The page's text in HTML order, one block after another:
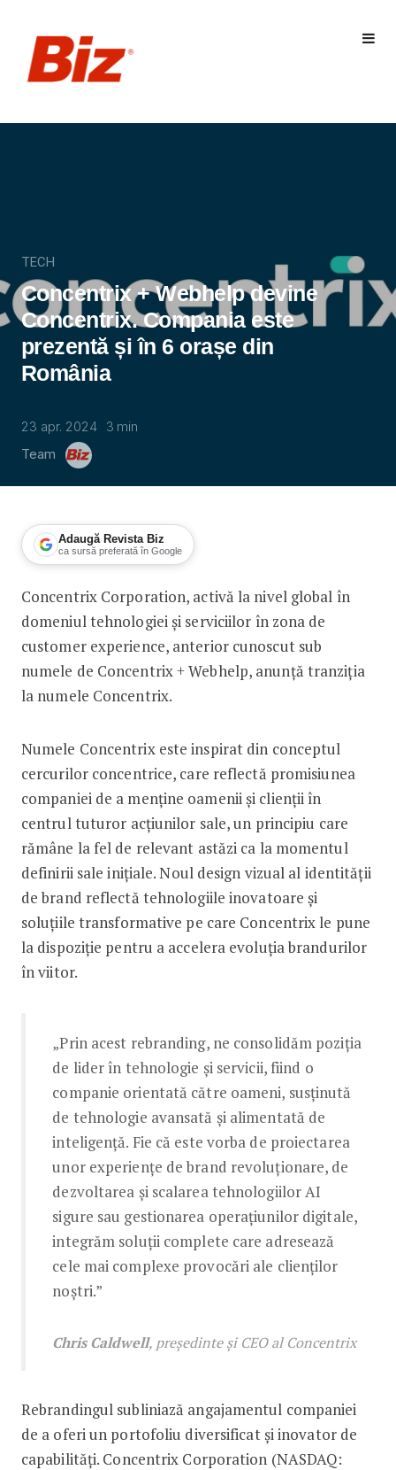
TECH
Concentrix + Webhelp devine
Concentrix. Compania este
prezentă și în 6 orașe din
România
23 apr. 2024 3 min
Team
Adaugă Revista Biz
ca sursă preferată în Google
Concentrix + Webhelp devine
Concentrix Corporation, activă la nivel global în
domeniul tehnologiei și serviciilor în zona de
customer experience, anterior cunoscut sub
numele de Concentrix + Webhelp, anunță tranziția
la numele Concentrix.
Numele Concentrix este inspirat din conceptul
cercurilor concentrice, care reflectă promisiunea
companiei de a menține oamenii și clienții în
centrul tuturor acțiunilor sale, un principiu care
rămâne la fel de relevant astăzi ca la momentul
definirii sale inițiale. Noul design vizual al identității
de brand reflectă tehnologiile inovatoare și
soluțiile transformative pe care Concentrix le pune
la dispoziție pentru a accelera evoluția brandurilor
în viitor.
„Prin acest rebranding, ne consolidăm poziția
de lider în tehnologie și servicii, fiind o
companie orientată către oameni, susținută
de tehnologie avansată și alimentată de
inteligență. Fie că este vorba de proiectarea
unor experiențe de brand revoluționare, de
dezvoltarea și scalarea tehnologiilor AI
sigure sau gestionarea operațiunilor digitale,
integrăm soluții complete care adresează
cele mai complexe provocări ale clienților
noștri.”
Chris Caldwell, președinte și CEO al Concentrix
Rebrandingul subliniază angajamentul companiei
de a oferi un portofoliu diversificat și inovator de
capabilități. Concentrix Corporation (NASDAQ: